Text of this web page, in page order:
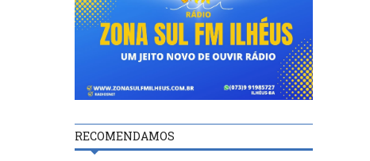
RECOMENDAMOS